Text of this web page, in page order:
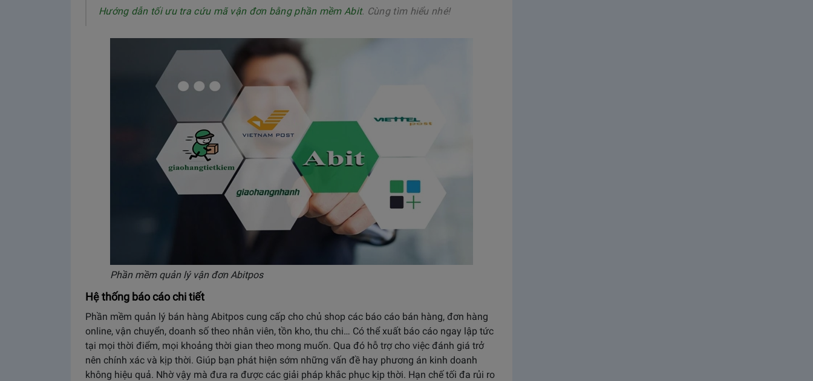
Hướng dẫn tối ưu tra cứu mã vận đơn bằng phần mềm Abit. Cùng tìm hiểu nhé!
Phần mềm quản lý vận đơn Abitpos
Hệ thống báo cáo chi tiết
Phần mềm quản lý bán hàng Abitpos cung cấp cho chủ shop các báo cáo bán hàng, đơn hàng
online, vận chuyển, doanh số theo nhân viên, tồn kho, thu chi… Có thể xuất báo cáo ngay lập tức
tại mọi thời điểm, mọi khoảng thời gian theo mong muốn. Qua đó hỗ trợ cho việc đánh giá trở
nên chính xác và kịp thời. Giúp bạn phát hiện sớm những vấn đề hay phương án kinh doanh
không hiệu quả. Nhờ vậy mà đưa ra được các giải pháp khắc phục kịp thời. Hạn chế tối đa rủi ro